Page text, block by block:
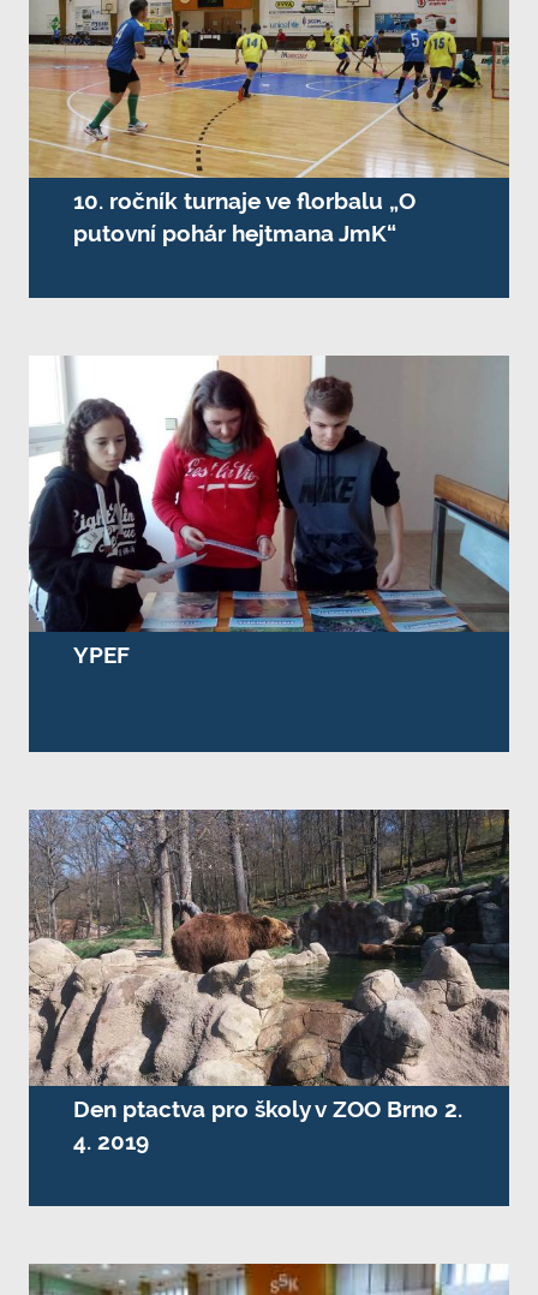
10. ročník turnaje ve florbalu „O
putovní pohár hejtmana JmK“
YPEF
Den ptactva pro školy v ZOO Brno 2.
4. 2019